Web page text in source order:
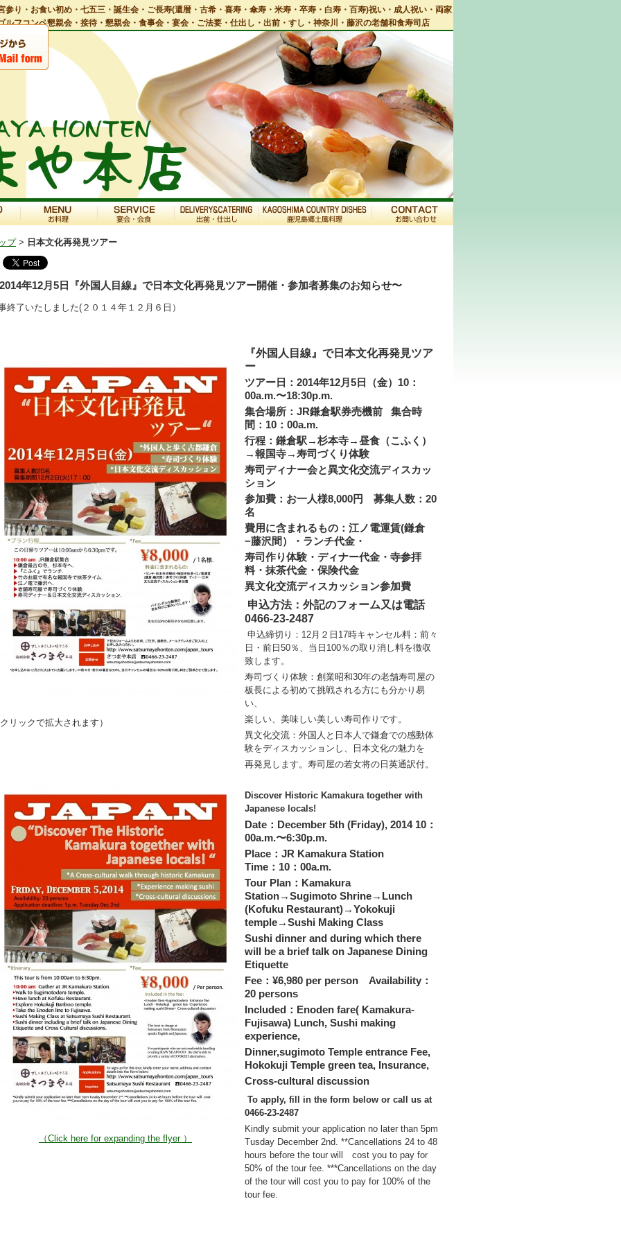
参り・お食い初め・七五三・誕生会・ご長寿(還暦・古希・喜寿・傘寿・米寿・卒寿・白寿・百寿)祝い・成人祝い・両家
ルフコンペ懇親会・接待・懇親会・食事会・宴会・ご法要・仕出し・出前・すし・神奈川・藤沢の老舗和食寿司店
プ> 日本文化再発見ツアー
年12月5日『外国人目線』で日本文化再発見ツアー開催・参加者募集のお知らせ〜
終了いたしました(２０１４年１２月６日）
リックで拡大されます）
『外国人目線』で日本文化再発見ツア
ー
ツアー日：2014年12月5日（金）10：
00a.m.〜18:30p.m.
集合場所：JR鎌倉駅券売機前 集合時
間：10：00a.m.
行程：鎌倉駅→杉本寺→昼食（こふく）
→報国寺→寿司づくり体験
寿司ディナー会と異文化交流ディスカッ
ション
参加費：お一人様8,000円 募集人数：20
名
費用に含まれるもの：江ノ電運賃(鎌倉
−藤沢間）・ランチ代金・
寿司作り体験・ディナー代金・寺参拝
料・抹茶代金・保険代金
異文化交流ディスカッション参加費
申込方法：外記のフォーム又は電話
0466-23-2487
申込締切り：12月２日17時キャンセル料：前々
日・前日50％、当日100％の取り消し料を徴収
致します。
寿司づくり体験：創業昭和30年の老舗寿司屋の
板長による初めて挑戦される方にも分かり易
い、
楽しい、美味しい美しい寿司作りです。
異文化交流：外国人と日本人で鎌倉での感動体
験をディスカッションし、日本文化の魅力を
再発見します。寿司屋の若女将の日英通訳付。
（Click here for expanding the flyer ）
Discover Historic Kamakura together with
Japanese locals!
Date：December 5th (Friday), 2014 10：
00a.m.〜6:30p.m.
Place：JR Kamakura Station
Time：10：00a.m.
Tour Plan：Kamakura
Station→Sugimoto Shrine→Lunch
(Kofuku Restaurant)→Yokokuji
temple→Sushi Making Class
Sushi dinner and during which there
will be a brief talk on Japanese Dining
Etiquette
Fee：¥6,980 per person Availability：
20 persons
Included：Enoden fare( Kamakura-
Fujisawa) Lunch, Sushi making
experience,
Dinner,sugimoto Temple entrance Fee,
Hokokuji Temple green tea, Insurance,
Cross-cultural discussion
To apply, fill in the form below or call us at
0466-23-2487
Kindly submit your application no later than 5pm
Tusday December 2nd. **Cancellations 24 to 48
hours before the tour will cost you to pay for
50% of the tour fee. ***Cancellations on the day
of the tour will cost you to pay for 100% of the
tour fee.